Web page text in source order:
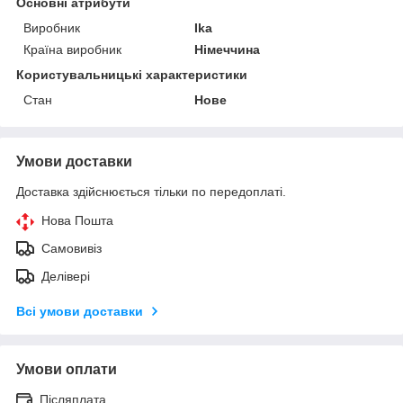
Виробник
Ika
Країна виробник
Німеччина
Користувальницькі характеристики
Стан
Нове
Умови доставки
Доставка здійснюється тільки по передоплаті.
Нова Пошта
Самовивіз
Делівері
Всі умови доставки
Умови оплати
Післяплата